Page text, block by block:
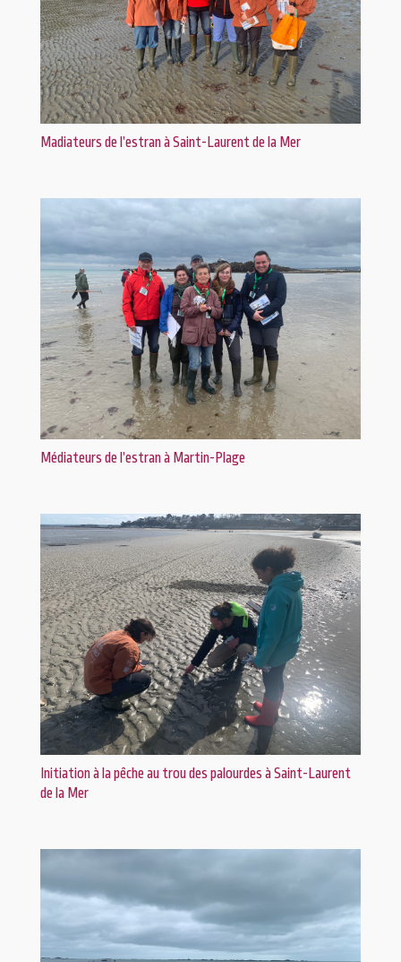
Madiateurs de l’estran à Saint-Laurent de la Mer
Médiateurs de l’estran à Martin-Plage
Initiation à la pêche au trou des palourdes à Saint-Laurent
de la Mer